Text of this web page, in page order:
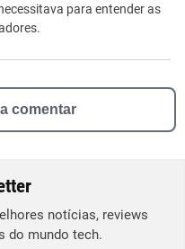
para entender as
comentar
notícias, reviews
do mundo tech.